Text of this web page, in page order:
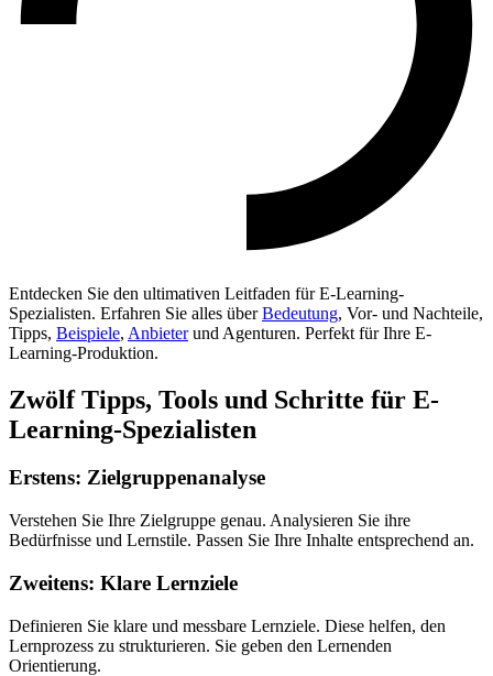
Entdecken Sie den ultimativen Leitfaden für E-Learning-
Spezialisten. Erfahren Sie alles überBedeutung, Vor- und Nachteile,
Tipps, Beispiele, Anbieterund Agenturen. Perfekt für Ihre E-
Learning-Produktion.
Zwölf Tipps, Tools und Schritte für E-
Learning-Spezialisten
Erstens: Zielgruppenanalyse
Verstehen Sie Ihre Zielgruppe genau. Analysieren Sie ihre
Bedürfnisse und Lernstile. Passen Sie Ihre Inhalte entsprechend an.
Zweitens: Klare Lernziele
Definieren Sie klare und messbare Lernziele. Diese helfen, den
Lernprozess zu strukturieren. Sie geben den Lernenden
Orientierung.